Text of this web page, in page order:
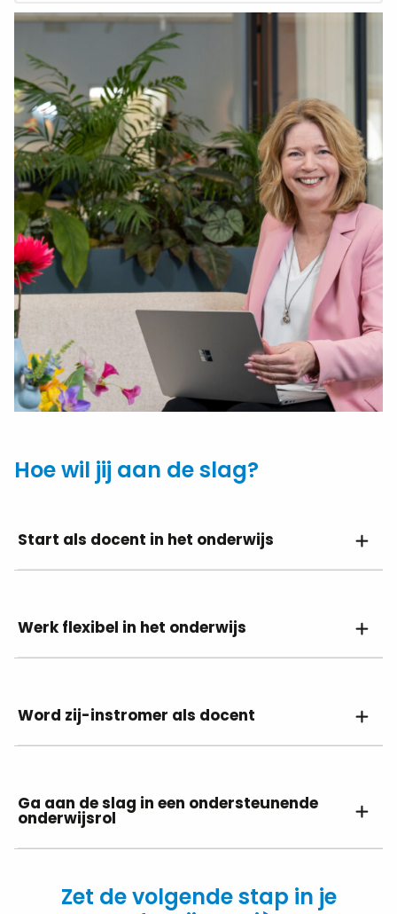
Hoe wil jij aan de slag?
Start als docent in het onderwijs
Werk flexibel in het onderwijs
Word zij-instromer als docent
Ga aan de slag in een ondersteunende
onderwijsrol
Zet de volgende stap in je